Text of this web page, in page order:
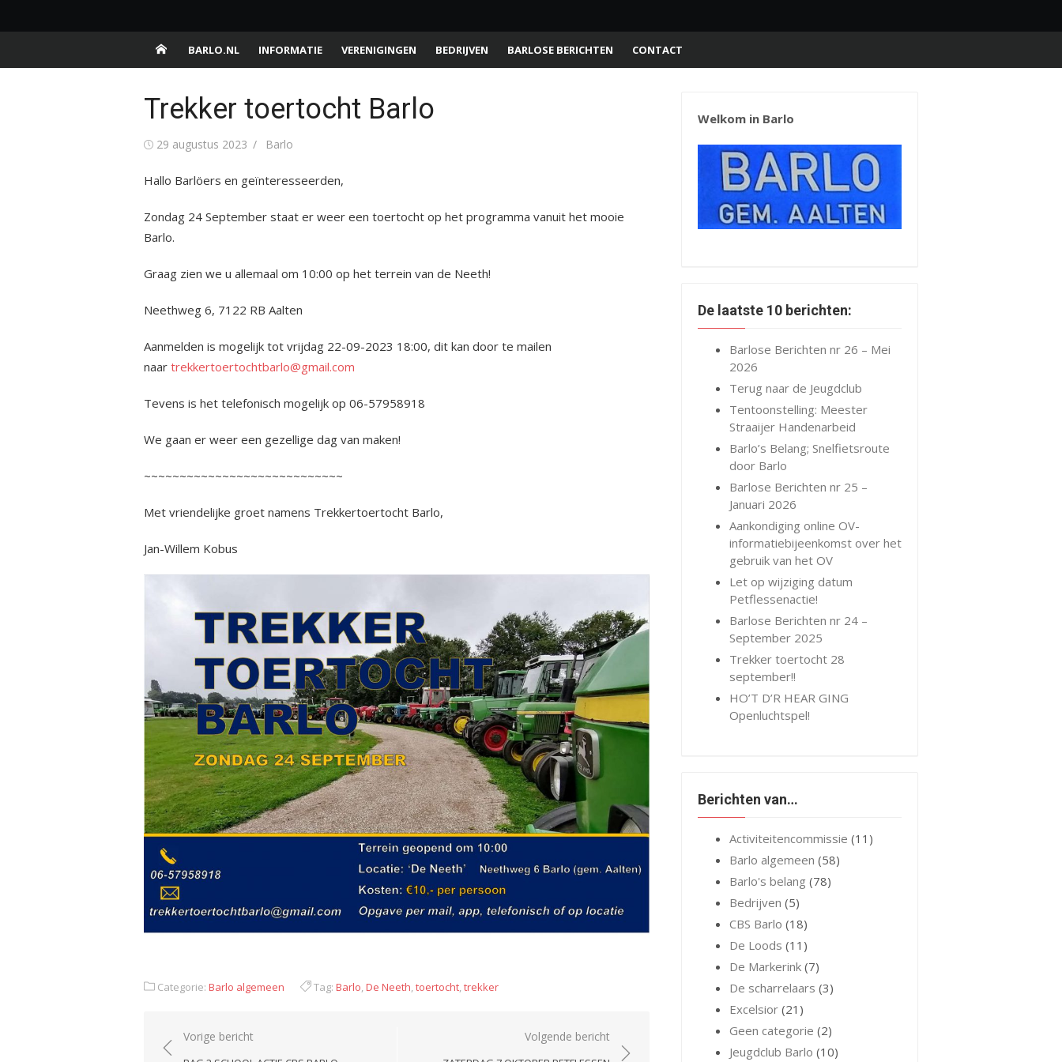
naar
inhoud
Barlo.nl
Buurtschap van de gemeente Aalten
BARLO.NL
INFORMATIE VERENIGINGEN BEDRIJVEN BARLOSE BERICHTEN CONTACT
Trekker toertocht Barlo
Gepubliceerd
29 augustus 2023 Auteur
Barlo
Hallo Barlöers en geïnteresseerden,
Zondag 24 September staat er weer een toertocht op het programma vanuit het mooie
Barlo.
Graag zien we u allemaal om 10:00 op het terrein van de Neeth!
Neethweg 6, 7122 RB Aalten
Aanmelden is mogelijk tot vrijdag 22-09-2023 18:00, dit kan door te mailen
naar trekkertoertochtbarlo@gmail.com
Tevens is het telefonisch mogelijk op 06-57958918
We gaan er weer een gezellige dag van maken!
~~~~~~~~~~~~~~~~~~~~~~~~~~~~
Met vriendelijke groet namens Trekkertoertocht Barlo,
Jan-Willem Kobus
Categorie: Barlo algemeen Tag: Barlo,De Neeth,toertocht,trekker
Bericht
Vorige bericht Volgende bericht
Welkom in Barlo
De laatste 10 berichten:
Barlose Berichten nr 26 – Mei
2026
Terug naar de Jeugdclub
Tentoonstelling: Meester
Straaijer Handenarbeid
Barlo’s Belang; Snelfietsroute
door Barlo
Barlose Berichten nr 25 –
Januari 2026
Aankondiging online OV-
informatiebijeenkomst over het
gebruik van het OV
Let op wijziging datum
Petflessenactie!
Barlose Berichten nr 24 –
September 2025
Trekker toertocht 28
september!!
HO’T D’R HEAR GING
Openluchtspel!
Berichten van…
Activiteitencommissie (11)
Barlo algemeen (58)
Barlo's belang (78)
Bedrijven (5)
CBS Barlo (18)
De Loods (11)
De Markerink (7)
De scharrelaars (3)
Excelsior (21)
Geen categorie (2)
Jeugdclub Barlo (10)